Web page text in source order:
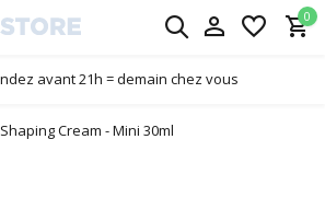
0
Livraison gratuite à partir de € 29,-
Shaping Cream - Mini 30ml